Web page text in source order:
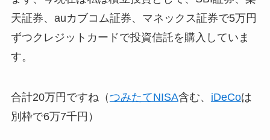
天証券、auカブコム証券、マネックス証券で5万円
ずつクレジットカードで投資信託を購入していま
す。
合計20万円ですね（つみたてNISA含む、 iDeCoは
別枠で6万7千円）